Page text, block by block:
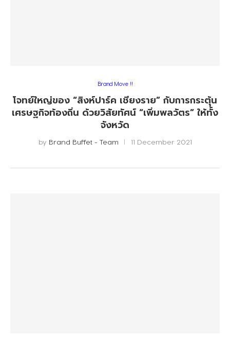
Brand Move !!
โจทย์ใหญ่ของ “สิงห์ปาร์ค เชียงราย” กับการกระตุ้น
เศรษฐกิจท้องถิ่น ด้วยวิสัยทัศน์ “เพิ่มพลวัตร” ให้ทั้ง
จังหวัด
by Brand Buffet - Team 11 December 2021